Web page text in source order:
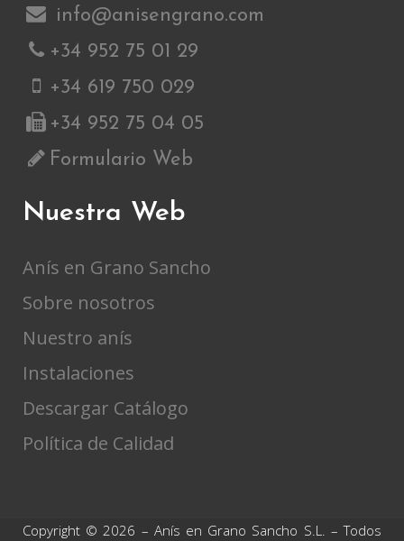
info@anisengrano.com
+34 952 75 01 29
+34 619 750 029
+34 952 75 04 05
Formulario Web
Nuestra Web
Anís en Grano Sancho
Sobre nosotros
Nuestro anís
Instalaciones
Descargar Catálogo
Política de Calidad
Copyright © 2026 – Anís en Grano Sancho S.L. – Todos